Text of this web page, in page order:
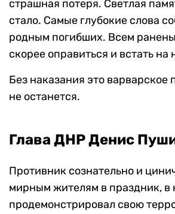
страшная потеря. Светлая
стало. Самые глубокие слова
родным погибших. Всем
скорее оправиться и встать на
Без наказания это варварское
не останется.
Глава ДНР Денис
Противник сознательно и
мирным жителям в праздник, в
продемонстрировал свою